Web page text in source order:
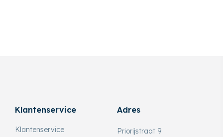
Klantenservice
Klantenservice
Adres
Priorijstraat 9